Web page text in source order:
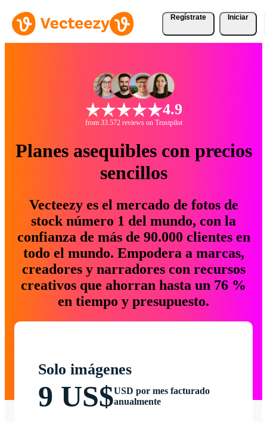
Regístrate Iniciar
4.9
from 33.572 reviews on Trustpilot
Planes asequibles con precios
sencillos
Vecteezy es el mercado de fotos de
stock número 1 del mundo, con la
confianza de más de 90.000 clientes en
todo el mundo. Empodera a marcas,
creadores y narradores con recursos
creativos que ahorran hasta un 76 %
en tiempo y presupuesto.
Solo imágenes
9 US$USD por mes facturado
anualmente